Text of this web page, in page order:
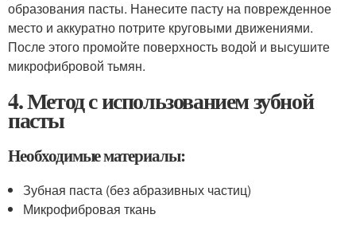
образования пасты. Нанесите пасту на поврежденное
место и аккуратно потрите круговыми движениями.
После этого промойте поверхность водой и высушите
микрофибровой тьмян.
4. Метод с использованием зубной
пасты
Необходимые материалы:
Зубная паста (без абразивных частиц)
Микрофибровая ткань